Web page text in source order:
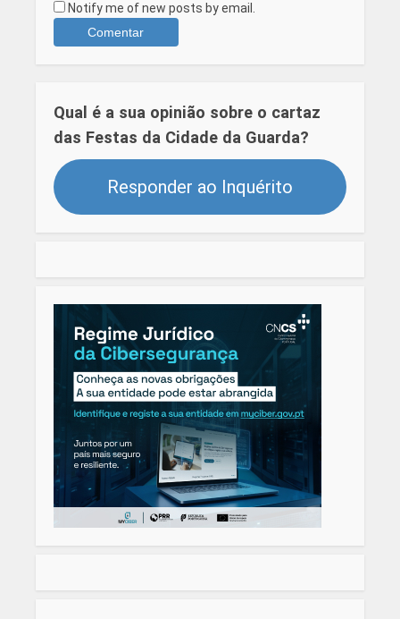
Notify me of new posts by email.
Qual é a sua opinião sobre o cartaz
das Festas da Cidade da Guarda?
Responder ao Inquérito